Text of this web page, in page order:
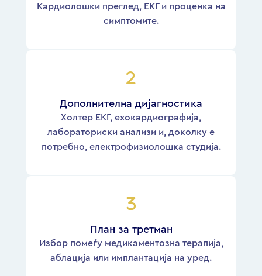
Кардиолошки преглед, ЕКГ и проценка на
симптомите.
Дополнителна дијагностика
Холтер ЕКГ, ехокардиографија,
лабораториски анализи и, доколку е
потребно, електрофизиолошка студија.
План за третман
Избор помеѓу медикаментозна терапија,
аблација или имплантација на уред.